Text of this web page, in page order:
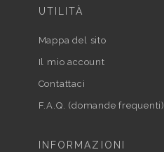
UTILITÀ
Mappa del sito
Il mio account
Contattaci
F.A.Q. (domande frequenti)
INFORMAZIONI